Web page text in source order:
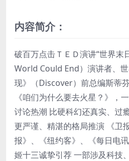
内容简介：
破百万点击ＴＥＤ演讲“世界末
World Could End）演讲者、
现》（Discover）前总编斯蒂
《咱们为什么要去火星？》，
讨论热潮 比硬科幻还真实、过
更严谨、精湛的格局推演 《卫
报》、《纽约客》、《每日电
姬十三诚挚引荐 一部涉及科技